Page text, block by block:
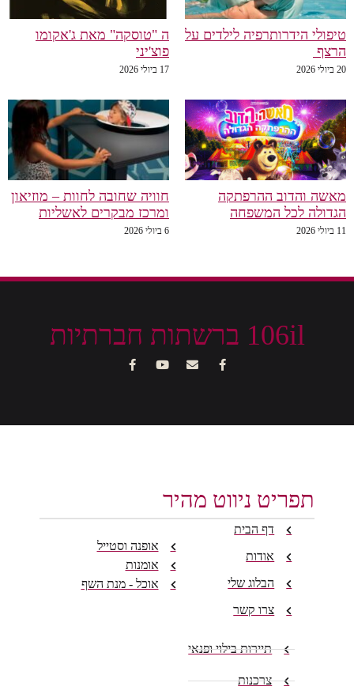
טיפולי הידרותרפיה לילדים על
הרצף
20 ביולי 2026
ה "טוסקה" מאת ג'אקומו
פוצ'יני
17 ביולי 2026
מאשה והדוב ההרפתקה
הגדולה לכל המשפחה
11 ביולי 2026
חוויה שחובה לחוות – מוזיאון
ומרכז מבקרים לאשליות
6 ביולי 2026
106il ברשתות חברתיות
תפריט ניווט מהיר
דף הבית
אודות
הבלוג שלי
צרו קשר
אופנה וסטייל
אומנות
אוכל - מנת השף
תיירות בילוי ופנאי
צרכנות